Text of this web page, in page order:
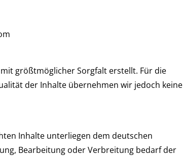
größtmöglicher Sorgfalt erstellt. Für die
der Inhalte übernehmen wir jedoch keine
Inhalte unterliegen dem deutschen
Bearbeitung oder Verbreitung bedarf der